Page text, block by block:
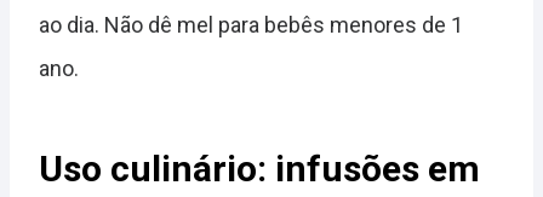
ao dia. Não dê mel para bebês menores de 1
ano.
Uso culinário: infusões em